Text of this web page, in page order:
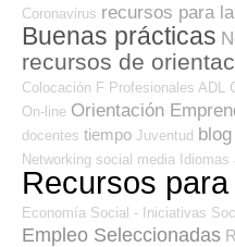
Coronavirus recursos para
Buenas prácticas
recursos de
Colocación F Profesionales ADL
On-line Orientación
docentes tiempo Juventud blog
Networking social media Idiomas
Recursos
Economía Social - Iniciativas
Empleo Seleccionadas